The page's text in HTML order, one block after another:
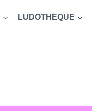
LUDOTHEQUE